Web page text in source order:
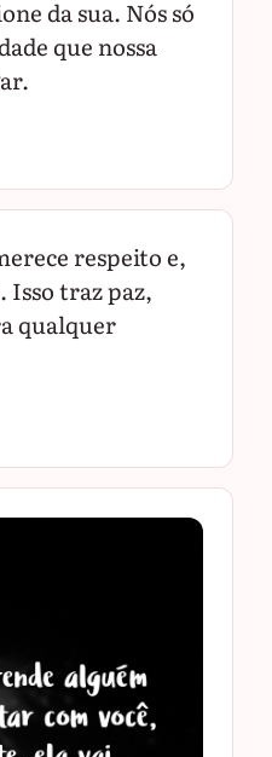
da sua. Nós só
que nossa
respeito e,
traz paz,
qualquer